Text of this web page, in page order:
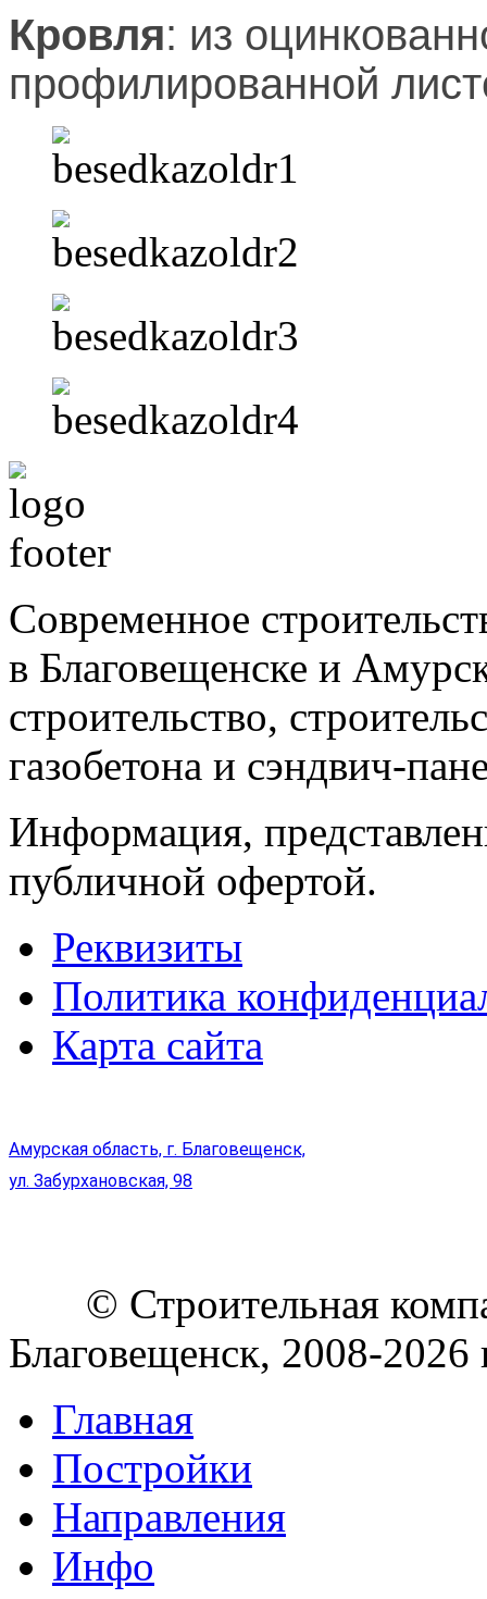
Кровля: из
профилированной
Современное
в Благовещенске и
строительство,
газобетона и сэндвич-
Информация,
публичной офертой.
Реквизиты
Политика
Карта сайта
Амурская область, г. Благовещенск,
ул. Забурхановская, 98
© Строительная
Благовещенск, 2008-2026
Главная
Постройки
Направления
Инфо